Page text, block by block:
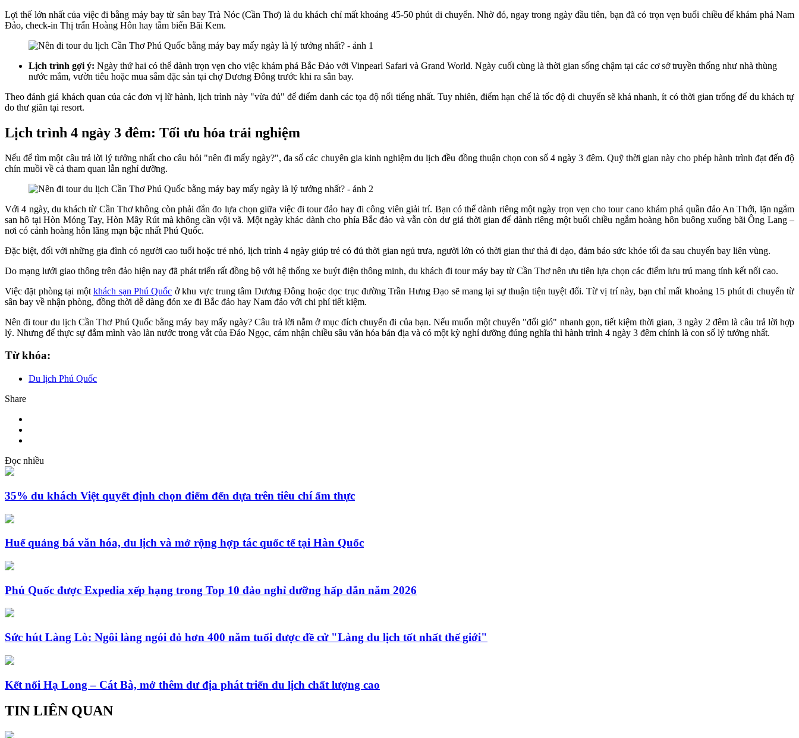
Lợi thế lớn nhất của việc đi bằng máy bay từ sân bay Trà Nóc (Cần Thơ) là du khách chỉ mất khoảng 45-50 phút di chuyển. Nhờ đó, ngay trong ngày đầu tiên, bạn đã có trọn vẹn buổi chiều để khám phá Nam
Đảo, check-in Thị trấn Hoàng Hôn hay tắm biển Bãi Kem.
Lịch trình gợi ý: Ngày thứ hai có thể dành trọn vẹn cho việc khám phá Bắc Đảo với Vinpearl Safari và Grand World. Ngày cuối cùng là thời gian sống chậm tại các cơ sở truyền thống như nhà thùng
nước mắm, vườn tiêu hoặc mua sắm đặc sản tại chợ Dương Đông trước khi ra sân bay.
Theo đánh giá khách quan của các đơn vị lữ hành, lịch trình này "vừa đủ" để điểm danh các tọa độ nổi tiếng nhất. Tuy nhiên, điểm hạn chế là tốc độ di chuyển sẽ khá nhanh, ít có thời gian trống để du khách tự
do thư giãn tại resort.
Lịch trình 4 ngày 3 đêm: Tối ưu hóa trải nghiệm
Nếu để tìm một câu trả lời lý tưởng nhất cho câu hỏi "nên đi mấy ngày?", đa số các chuyên gia kinh nghiệm du lịch đều đồng thuận chọn con số 4 ngày 3 đêm. Quỹ thời gian này cho phép hành trình đạt đến độ
chín muồi về cả tham quan lẫn nghỉ dưỡng.
Với 4 ngày, du khách từ Cần Thơ không còn phải đắn đo lựa chọn giữa việc đi tour đảo hay đi công viên giải trí. Bạn có thể dành riêng một ngày trọn vẹn cho tour cano khám phá quần đảo An Thới, lặn ngắm
san hô tại Hòn Móng Tay, Hòn Mây Rút mà không cần vội vã. Một ngày khác dành cho phía Bắc đảo và vẫn còn dư giả thời gian để dành riêng một buổi chiều ngắm hoàng hôn buông xuống bãi Ông Lang –
nơi có cảnh hoàng hôn lãng mạn bậc nhất Phú Quốc.
Đặc biệt, đối với những gia đình có người cao tuổi hoặc trẻ nhỏ, lịch trình 4 ngày giúp trẻ có đủ thời gian ngủ trưa, người lớn có thời gian thư thả đi dạo, đảm bảo sức khỏe tối đa sau chuyến bay liên vùng.
Do mạng lưới giao thông trên đảo hiện nay đã phát triển rất đồng bộ với hệ thống xe buýt điện thông minh, du khách đi tour máy bay từ Cần Thơ nên ưu tiên lựa chọn các điểm lưu trú mang tính kết nối cao.
Việc đặt phòng tại mộtkhách sạn Phú Quốc ở khu vực trung tâm Dương Đông hoặc dọc trục đường Trần Hưng Đạo sẽ mang lại sự thuận tiện tuyệt đối. Từ vị trí này, bạn chỉ mất khoảng 15 phút di chuyển từ
sân bay về nhận phòng, đồng thời dễ dàng đón xe đi Bắc đảo hay Nam đảo với chi phí tiết kiệm.
Nên đi tour du lịch Cần Thơ Phú Quốc bằng máy bay mấy ngày? Câu trả lời nằm ở mục đích chuyến đi của bạn. Nếu muốn một chuyến "đổi gió" nhanh gọn, tiết kiệm thời gian, 3 ngày 2 đêm là câu trả lời hợp
lý. Nhưng để thực sự đắm mình vào làn nước trong vắt của Đảo Ngọc, cảm nhận chiều sâu văn hóa bản địa và có một kỳ nghỉ dưỡng đúng nghĩa thì hành trình 4 ngày 3 đêm chính là con số lý tưởng nhất.
Từ khóa:
Du lịch Phú Quốc
Share
Đọc nhiều
35% du khách Việt quyết định chọn điểm đến dựa trên tiêu chí ẩm thực
Huế quảng bá văn hóa, du lịch và mở rộng hợp tác quốc tế tại Hàn Quốc
Phú Quốc được Expedia xếp hạng trong Top 10 đảo nghỉ dưỡng hấp dẫn năm 2026
Sức hút Làng Lò: Ngôi làng ngói đỏ hơn 400 năm tuổi được đề cử "Làng du lịch tốt nhất thế giới"
Kết nối Hạ Long – Cát Bà, mở thêm dư địa phát triển du lịch chất lượng cao
TIN LIÊN QUAN